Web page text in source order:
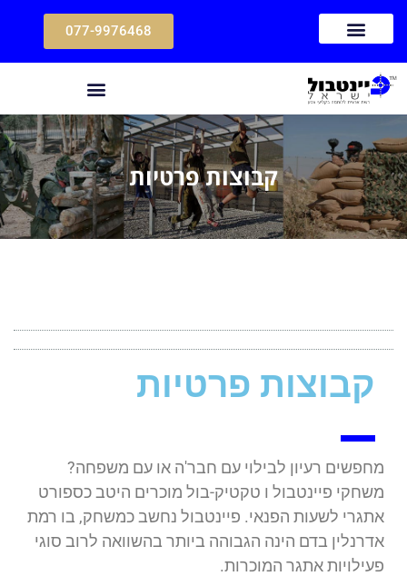
077-9976468
קבוצות פרטיות
קבוצות פרטיות
מחפשים רעיון לבילוי עם חבר'ה או עם משפחה?
משחקי פיינטבול ו טקטיק-בול מוכרים היטב כספורט
אתגרי לשעות הפנאי. פיינטבול נחשב כמשחק, בו רמת
אדרנלין בדם הינה הגבוהה ביותר בהשוואה לרוב סוגי
פעילויות אתגר המוכרות.